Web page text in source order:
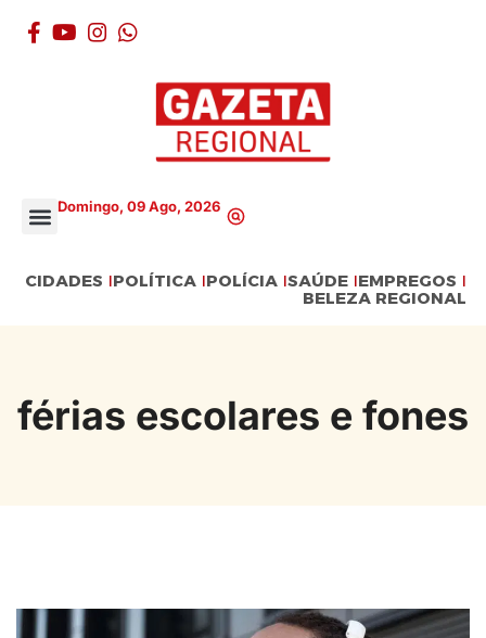
Domingo, 09 Ago, 2026
CIDADES POLÍTICA POLÍCIA SAÚDE EMPREGOS
BELEZA REGIONAL
férias escolares e fones